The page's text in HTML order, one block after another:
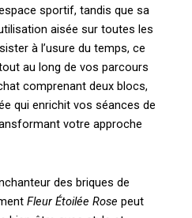
sportif, tandis que sa
aisée sur toutes les
à l’usure du temps, ce
au long de vos parcours
comprenant deux blocs,
qui enrichit vos séances de
votre approche
des briques de
Fleur Étoilée Rose peut